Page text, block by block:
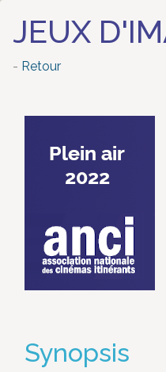
JEUX
- Retour
Synopsis